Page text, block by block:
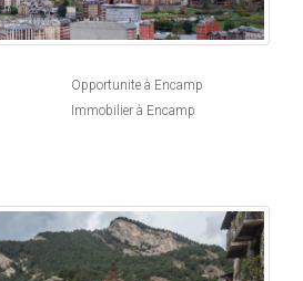
Opportunite à Encamp
Immobilier à Encamp